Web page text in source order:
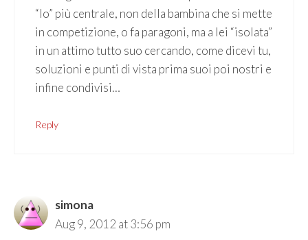
“Io” più centrale, non della bambina che si mette
in competizione, o fa paragoni, ma a lei “isolata”
in un attimo tutto suo cercando, come dicevi tu,
soluzioni e punti di vista prima suoi poi nostri e
infine condivisi…
Reply
simona
Aug 9, 2012 at 3:56 pm